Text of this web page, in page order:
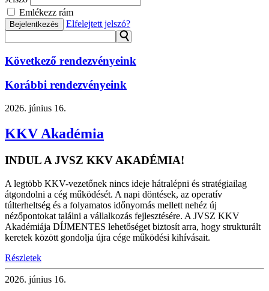
Emlékezz rám
Bejelentkezés Elfelejtett jelszó?
⚲
Következő rendezvényeink
Korábbi rendezvényeink
2026. június 16.
KKV Akadémia
INDUL A JVSZ KKV AKADÉMIA!
A legtöbb KKV-vezetőnek nincs ideje hátralépni és stratégiailag
átgondolni a cég működését. A napi döntések, az operatív
túlterheltség és a folyamatos időnyomás mellett nehéz új
nézőpontokat találni a vállalkozás fejlesztésére. A JVSZ KKV
Akadémiája DÍJMENTES lehetőséget biztosít arra, hogy strukturált
keretek között gondolja újra cége működési kihívásait.
Részletek
2026. június 16.